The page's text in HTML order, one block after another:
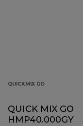
QUICKMIX GO
QUICK MIX GO
HMP40.000GY